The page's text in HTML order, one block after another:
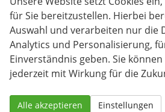
Beach Tour eHybrid 4MOTION
California Beach
California Beach Camper
T7 Multivan309
Business KÜ 2.0 TSI 7-Gang-DSG
für Sie bereitzustellen. Hierbei
Auswahl und verarbeiten nur die
Analytics und Personalisierung,
Einverständnis geben. Sie
jederzeit mit Wirkung für die
Alle akzeptieren Einstellungen